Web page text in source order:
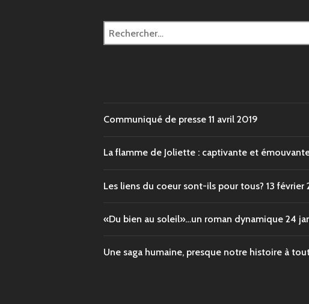
Rechercher :
Communiqué de presse 11 avril 2019
La flamme de Joliette : captivante et
Les liens du coeur sont-ils pour tous? 13 février
«Du bien au soleil»…un roman dynamique 24
Une saga humaine, presque notre histoire à